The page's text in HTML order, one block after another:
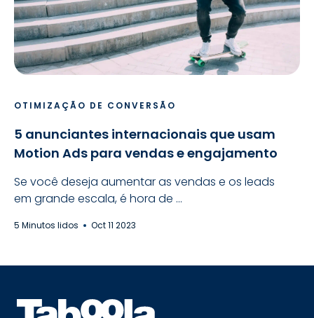
OTIMIZAÇÃO DE CONVERSÃO
5 anunciantes internacionais que usam
Motion Ads para vendas e engajamento
Se você deseja aumentar as vendas e os leads
em grande escala, é hora de ...
5 Minutos lidos Oct 11 2023